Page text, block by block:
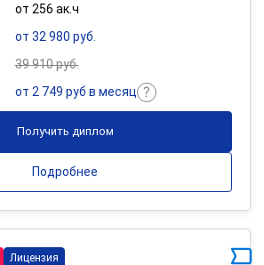
от 256 ак.ч
от 32 980 руб.
39 910 руб.
от 2 749 руб в месяц
Получить диплом
Подробнее
Лицензия